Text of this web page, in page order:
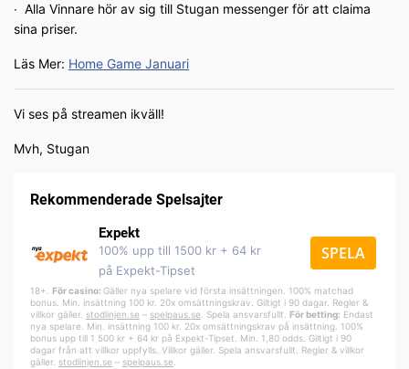
∙ Alla Vinnare hör av sig till Stugan messenger för att claima
sina priser.
Läs Mer: Home Game Januari
Vi ses på streamen ikväll!
Mvh, Stugan
Rekommenderade Spelsajter
Expekt
100% upp till 1500 kr + 64 kr
på Expekt-Tipset
SPELA
18+. För casino: Gäller nya spelare vid första insättningen. 100% matchad
bonus. Min. insättning 100 kr. 20x omsättningskrav. Giltigt i 90 dagar. Regler &
villkor gäller. stodlinjen.se – spelpaus.se . Spela ansvarsfullt. För betting: Endast
nya spelare. Min. insättning 100 kr. 20x omsättningskrav på insättning. 100%
bonus upp till 1 500 kr + 64 kr på Expekt-Tipset. Min. 1,80 odds. Giltigt i 90
dagar från att villkor uppfylls. Villkor gäller. Spela ansvarsfullt. Regler & villkor
gäller. stodlinjen.se – spelpaus.se